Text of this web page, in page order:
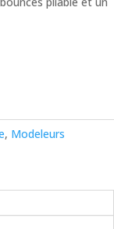
, Modeleurs